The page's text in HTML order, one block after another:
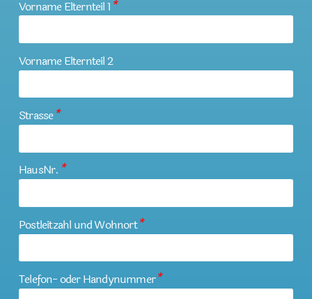
Vorname Elternteil 1 *
Vorname Elternteil 2
Strasse*
HausNr. *
Postleitzahl und Wohnort*
Telefon- oder Handynummer*